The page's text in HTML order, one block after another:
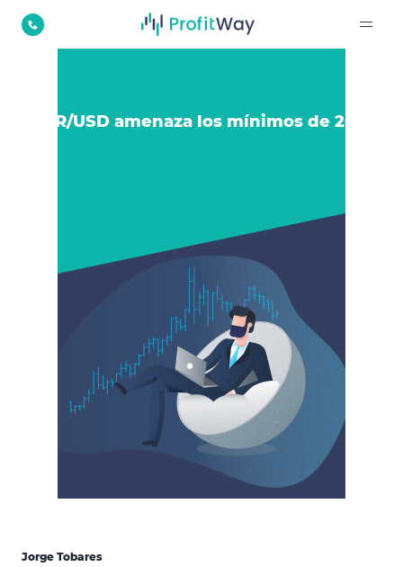
EUR/USD amenaza los mínimos de 2021
Jorge Tobares